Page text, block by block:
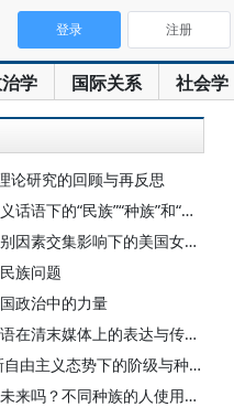
学 国际关系 社会学
登录 注册
论研究的回顾与再反思
下的“民族”“种族”和“国族”
素交集影响下的美国女性文学
族问题
政治中的力量
在清末媒体上的表达与传播
由主义态势下的阶级与种族
？不同种族的人使用不同的药？